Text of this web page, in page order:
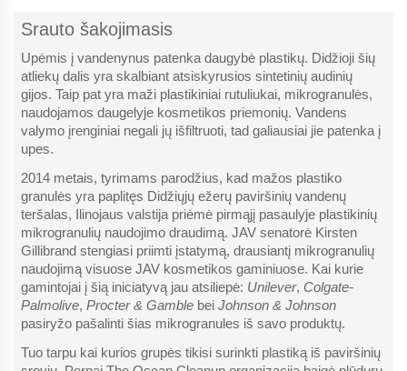
Srauto šakojimasis
Upėmis į vandenynus patenka daugybė plastikų. Didžioji šių
atliekų dalis yra skalbiant atsiskyrusios sintetinių audinių
gijos. Taip pat yra maži plastikiniai rutuliukai, mikrogranulės,
naudojamos daugelyje kosmetikos priemonių. Vandens
valymo įrenginiai negali jų išfiltruoti, tad galiausiai jie patenka į
upes.
2014 metais, tyrimams parodžius, kad mažos plastiko
granulės yra paplitęs Didžiųjų ežerų paviršinių vandenų
teršalas, Ilinojaus valstija priėmė pirmąjį pasaulyje plastikinių
mikrogranulių naudojimo draudimą. JAV senatorė Kirsten
Gillibrand stengiasi priimti įstatymą, drausiantį mikrogranulių
naudojimą visuose JAV kosmetikos gaminiuose. Kai kurie
gamintojai į šią iniciatyvą jau atsiliepė: Unilever, Colgate-
Palmolive,Procter & Gamble beiJohnson & Johnson
pasiryžo pašalinti šias mikrogranules iš savo produktų.
Tuo tarpu kai kurios grupės tikisi surinkti plastiką iš paviršinių